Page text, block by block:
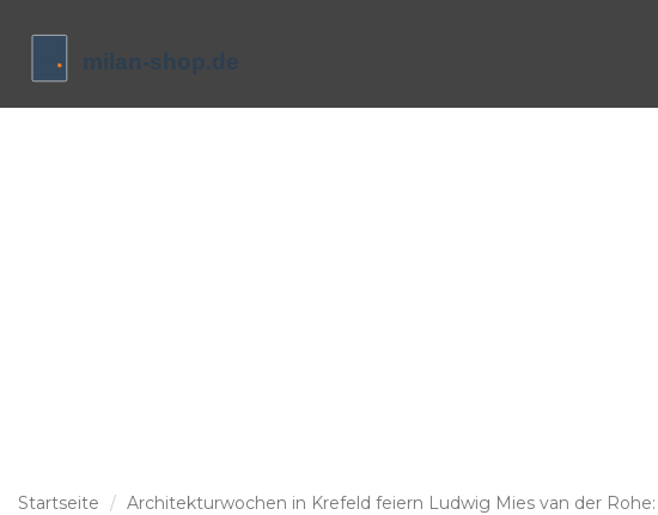
Startseite Architekturwochen in Krefeld feiern Ludwig Mies van der